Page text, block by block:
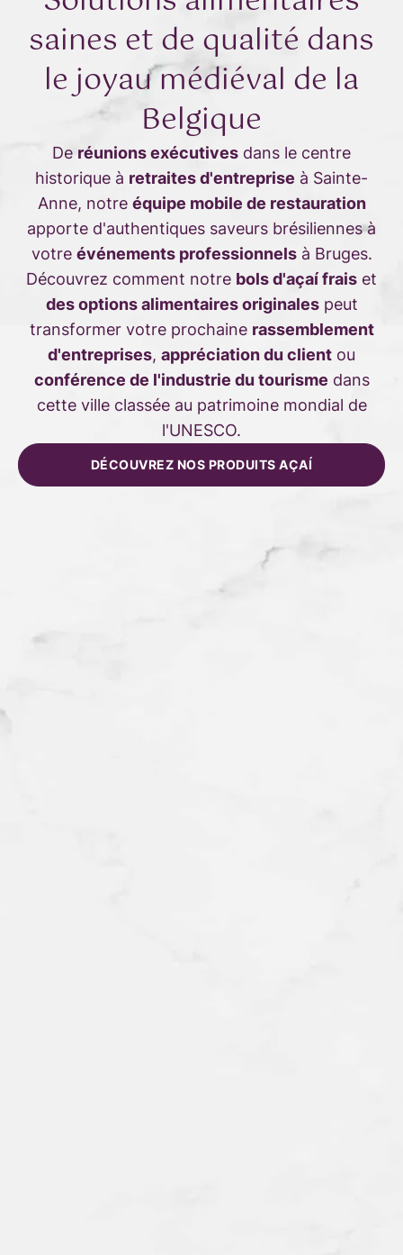
saines et de qualité dans
le joyau médiéval de la
Belgique
De réunions exécutives dans le centre
historique à retraites d'entreprise à Sainte-
Anne, notre équipe mobile de restauration
apporte d'authentiques saveurs brésiliennes à
votre événements professionnelsà Bruges.
Découvrez comment notre bols d'açaí frais et
des options alimentaires originalespeut
transformer votre prochaine rassemblement
d'entreprises, appréciation du client ou
conférence de l'industrie du tourisme dans
cette ville classée au patrimoine mondial de
l'UNESCO.
DÉCOUVREZ NOS PRODUITS AÇAÍ